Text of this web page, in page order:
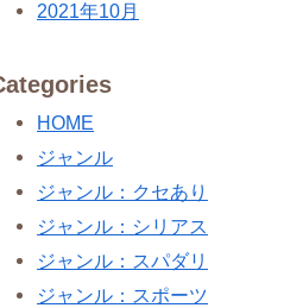
2021年10月
HOME
ジャンル
ジャンル：クセあり
ジャンル：シリアス
ジャンル：スパダリ
ジャンル：スポーツ